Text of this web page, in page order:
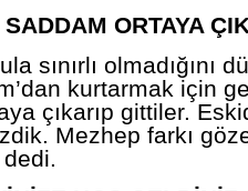
SADDAM ORTAYA
sınırlı olmadığını
kurtarmak için
çıkarıp gittiler.
Mezhep farkı
dedi.